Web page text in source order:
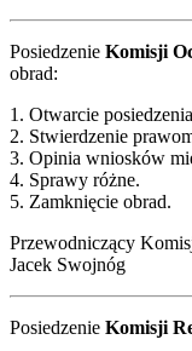
Posiedzenie Komisji
obrad:
1. Otwarcie
2. Stwierdzenie
3. Opinia wniosków
4. Sprawy różne.
5. Zamknięcie obrad.
Przewodniczący
Jacek Swojnóg
Posiedzenie Komisji